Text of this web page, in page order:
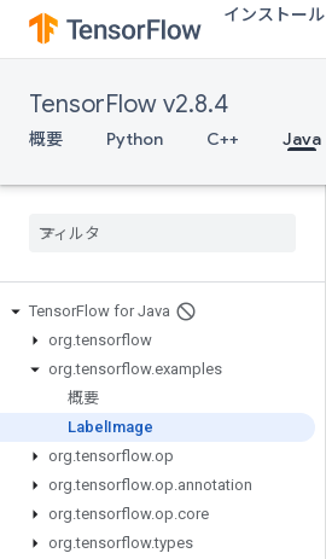
インストール
TensorFlow v2.8.4
概要 Python C++ Java
TensorFlow for Java
org.tensorflow
org.tensorflow.examples
概要
Label Image
org.tensorflow.op
org.tensorflow.op.annotation
org.tensorflow.op.core
org.tensorflow.types